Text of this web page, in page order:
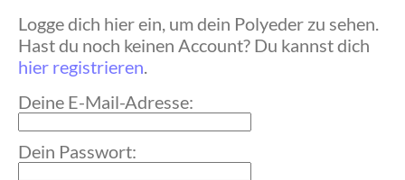
Logge dich hier ein, um dein Polyeder zu sehen.
Hast du noch keinen Account? Du kannst dich
hier registrieren.
Deine E-Mail-Adresse:
Dein Passwort: